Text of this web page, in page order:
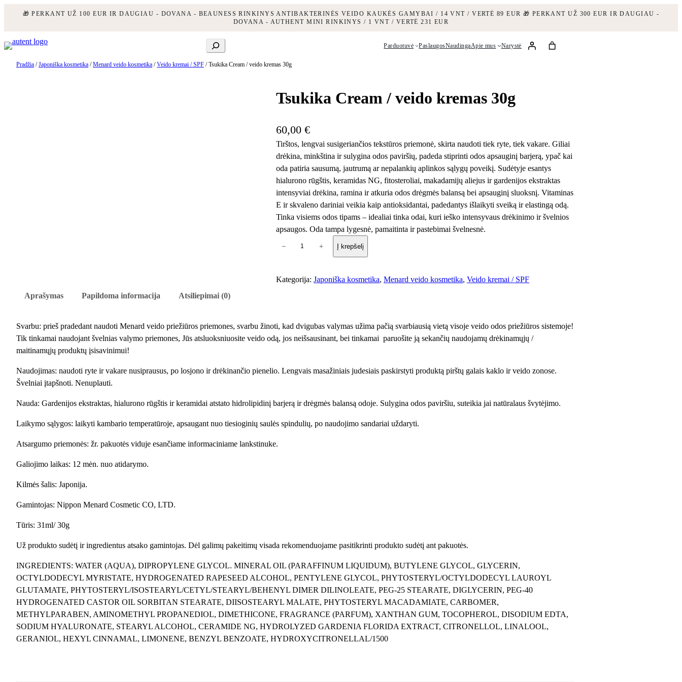
🎁 PERKANT UŽ 100 EUR IR DAUGIAU - DOVANA - BEAUNESS RINKINYS ANTIBAKTERINĖS VEIDO KAUKĖS GAMYBAI / 14 VNT / VERTĖ 89 EUR 🎁 PERKANT UŽ 300 EUR IR DAUGIAU -
DOVANA - AUTHENT MINI RINKINYS / 1 VNT / VERTĖ 231 EUR
prie
turinio
Ieškoti Parduotuvė PaslaugosNaudingaApie mus Narystė
Pradžia /Japoniška kosmetika /Menard veido kosmetika /Veido kremai / SPF / Tsukika Cream / veido kremas 30g
Tsukika Cream / veido kremas 30g
60,00 €
Tirštos, lengvai susigeriančios tekstūros priemonė, skirta naudoti tiek ryte, tiek vakare. Giliai
drėkina, minkština ir sulygina odos paviršių, padeda stiprinti odos apsauginį barjerą, ypač kai
oda patiria sausumą, jautrumą ar nepalankių aplinkos sąlygų poveikį. Sudėtyje esantys
hialurono rūgštis, keramidas NG, fitosteroliai, makadamijų aliejus ir gardenijos ekstraktas
intensyviai drėkina, ramina ir atkuria odos drėgmės balansą bei apsauginį sluoksnį. Vitaminas
E ir skvaleno dariniai veikia kaip antioksidantai, padedantys išlaikyti sveiką ir elastingą odą.
Tinka visiems odos tipams – idealiai tinka odai, kuri ieško intensyvaus drėkinimo ir švelnios
apsaugos. Oda tampa lygesnė, pamaitinta ir pastebimai švelnesnė.
d
o
k
k
T
u
a
/
v
e
i
d
o
k
− + Į krepšelį
Kategorija: Japoniška kosmetika, Menard veido kosmetika, Veido kremai / SPF
Aprašymas
Papildoma informacija Atsiliepimai (0)
Svarbu: prieš pradedant naudoti Menard veido priežiūros priemones, svarbu žinoti, kad dvigubas valymas užima pačią svarbiausią vietą visoje veido odos priežiūros sistemoje!
Tik tinkamai naudojant švelnias valymo priemones, Jūs atsluoksniuosite veido odą, jos neišsausinant, bei tinkamai paruošite ją sekančių naudojamų drėkinamųjų /
maitinamųjų produktų įsisavinimui!
Naudojimas: naudoti ryte ir vakare nusiprausus, po losjono ir drėkinančio pienelio. Lengvais masažiniais judesiais paskirstyti produktą pirštų galais kaklo ir veido zonose.
Švelniai įtapšnoti. Nenuplauti.
Nauda: Gardenijos ekstraktas, hialurono rūgštis ir keramidai atstato hidrolipidinį barjerą ir drėgmės balansą odoje. Sulygina odos paviršiu, suteikia jai natūralaus švytėjimo.
Laikymo sąlygos: laikyti kambario temperatūroje, apsaugant nuo tiesioginių saulės spindulių, po naudojimo sandariai uždaryti.
Atsargumo priemonės: žr. pakuotės viduje esančiame informaciniame lankstinuke.
Galiojimo laikas: 12 mėn. nuo atidarymo.
Kilmės šalis: Japonija.
Gamintojas: Nippon Menard Cosmetic CO, LTD.
Tūris: 31ml/ 30g
Už produkto sudėtį ir ingredientus atsako gamintojas. Dėl galimų pakeitimų visada rekomenduojame pasitikrinti produkto sudėtį ant pakuotės.
INGREDIENTS: WATER (AQUA), DIPROPYLENE GLYCOL. MINERAL OIL (PARAFFINUM LIQUIDUM), BUTYLENE GLYCOL, GLYCERIN,
OCTYLDODECYL MYRISTATE, HYDROGENATED RAPESEED ALCOHOL, PENTYLENE GLYCOL, PHYTOSTERYL/OCTYLDODECYL LAUROYL
GLUTAMATE, PHYTOSTERYL/ISOSTEARYL/CETYL/STEARYL/BEHENYL DIMER DILINOLEATE, PEG-25 STEARATE, DIGLYCERIN, PEG-40
HYDROGENATED CASTOR OIL SORBITAN STEARATE, DIISOSTEARYL MALATE, PHYTOSTERYL MACADAMIATE, CARBOMER,
METHYLPARABEN, AMINOMETHYL PROPANEDIOL, DIMETHICONE, FRAGRANCE (PARFUM), XANTHAN GUM, TOCOPHEROL, DISODIUM EDTA,
SODIUM HYALURONATE, STEARYL ALCOHOL, CERAMIDE NG, HYDROLYZED GARDENIA FLORIDA EXTRACT, CITRONELLOL, LINALOOL,
GERANIOL, HEXYL CINNAMAL, LIMONENE, BENZYL BENZOATE, HYDROXYCITRONELLAL/1500